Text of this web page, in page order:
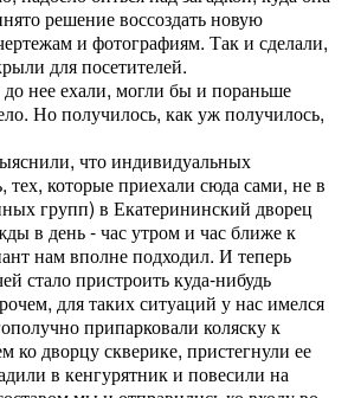
решение воссоздать новую
и фотографиям. Так и сделали,
для посетителей.
нее ехали, могли бы и пораньше
Но получилось, как уж получилось,
что индивидуальных
тех, которые приехали сюда сами, не в
групп) в Екатерининский дворец
в день - час утром и час ближе к
нам вполне подходил. И теперь
стало пристроить куда-нибудь
для таких ситуаций у нас имелся
припарковали коляску к
ко дворцу скверике, пристегнули ее
в кенгурятник и повесили на